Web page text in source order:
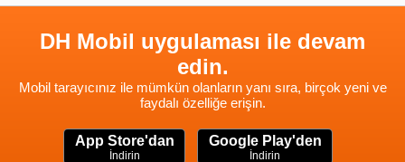
DH Mobil uygulaması ile devam
edin.
Mobil tarayıcınız ile mümkün olanların yanı sıra, birçok yeni ve
faydalı özelliğe erişin.
App Store'dan
İndirin
Google Play'den
İndirin